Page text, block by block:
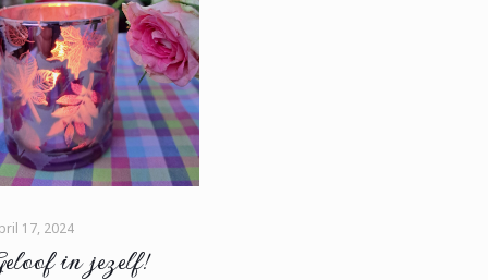
17, 2024
in jezelf!